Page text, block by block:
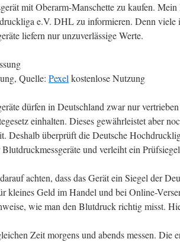
mit Oberarm-Manschette zu kaufen.
e.V. DHL zu informieren. Denn viele
liefern nur unzuverlässige Werte.
Quelle: Pexel kostenlose Nutzung
dürfen in Deutschland zwar nur
einhalten. Dieses gewährleistet aber
Deshalb überprüft die Deutsche
Blutdruckmessgeräte und verleiht ein
achten, dass das Gerät ein Siegel der
kleines Geld im Handel und bei Online-
wie man den Blutdruck richtig misst.
Zeit morgens und abends messen. Die